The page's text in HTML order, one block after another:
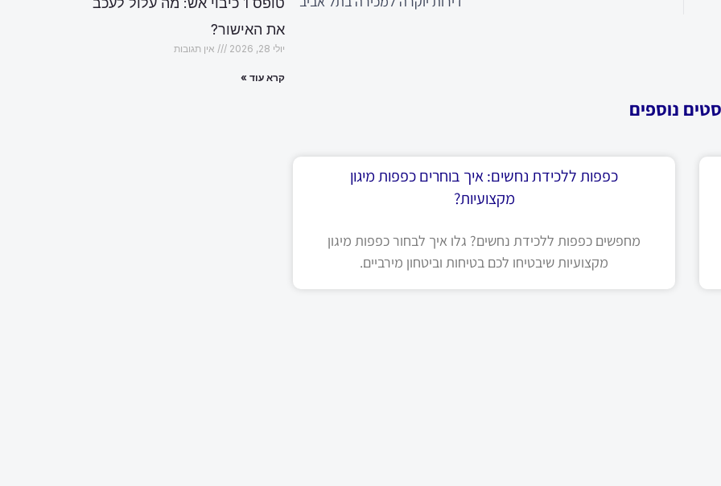
נוספים
כפפות ללכידת נחשים: איך בוחרים כפפות מיגון
מקצועיות?
מחפשים כפפות ללכידת נחשים? גלו איך לבחור כפפות מיגון
מקצועיות שיבטיחו לכם בטיחות וביטחון מירביים.
את האישור?
יולי 28, 2026 אין תגובות
קרא עוד »